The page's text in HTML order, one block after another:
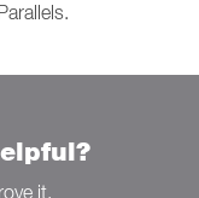
it.